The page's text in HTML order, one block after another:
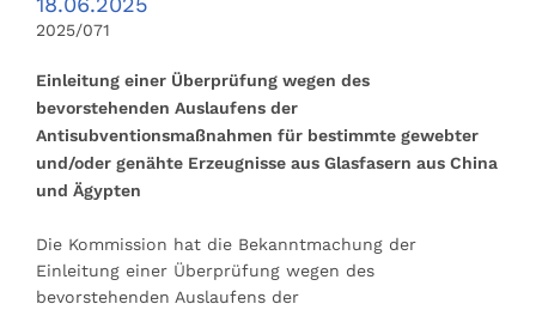
2025/071
Einleitung einer Überprüfung wegen des
bevorstehenden Auslaufens der
Antisubventionsmaßnahmen für bestimmte gewebter
und/oder genähte Erzeugnisse aus Glasfasern aus China
und Ägypten
Die Kommission hat die Bekanntmachung der
Einleitung einer Überprüfung wegen des
bevorstehenden Auslaufens der